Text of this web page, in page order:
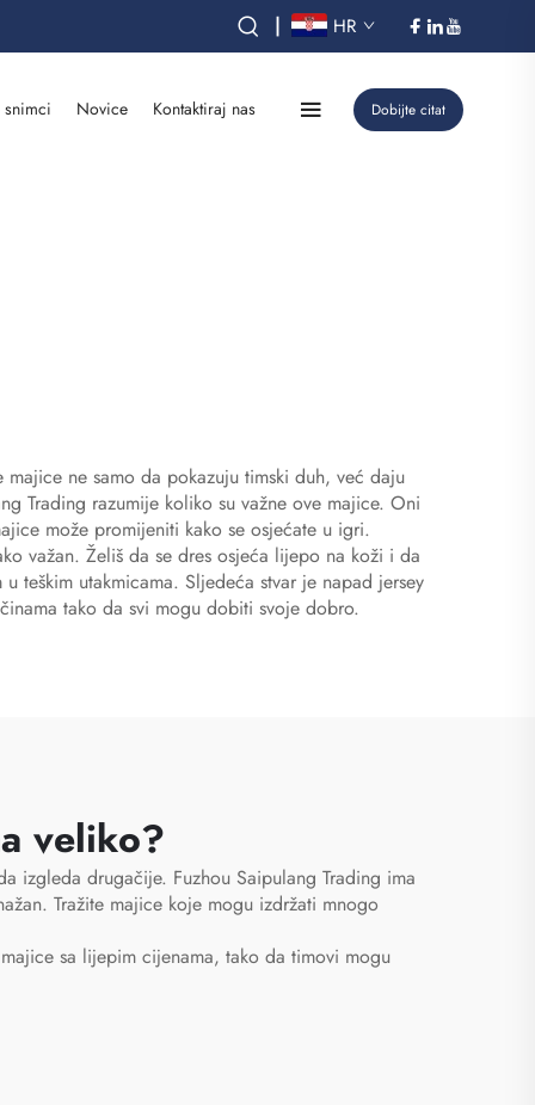
| HR
Novice Kontaktiraj nas Dobijte citat
ne samo da pokazuju timski duh, već daju
Trading razumije koliko su važne ove majice. Oni
može promijeniti kako se osjećate u igri.
važan. Želiš da se dres osjeća lijepo na koži i da
utakmicama. Sljedeća stvar je napad jersey
tako da svi mogu dobiti svoje dobro.
veliko?
izgleda drugačije. Fuzhou Saipulang Trading ima
Tražite majice koje mogu izdržati mnogo
sa lijepim cijenama, tako da timovi mogu